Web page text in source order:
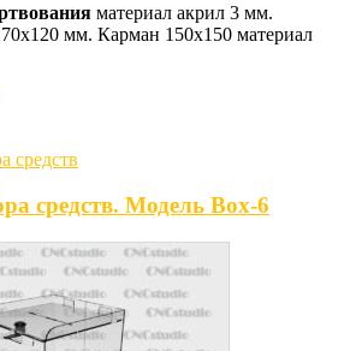
материал акрил 3 мм.
мм. Карман 150х150 материал
средств
средств. Модель Box-6